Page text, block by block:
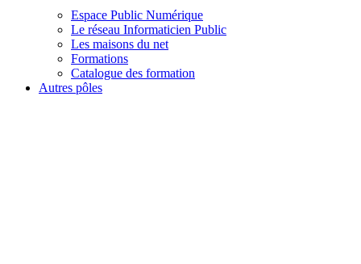
Espace Public Numérique
Le réseau Informaticien Public
Les maisons du net
Formations
Catalogue des formation
Autres pôles